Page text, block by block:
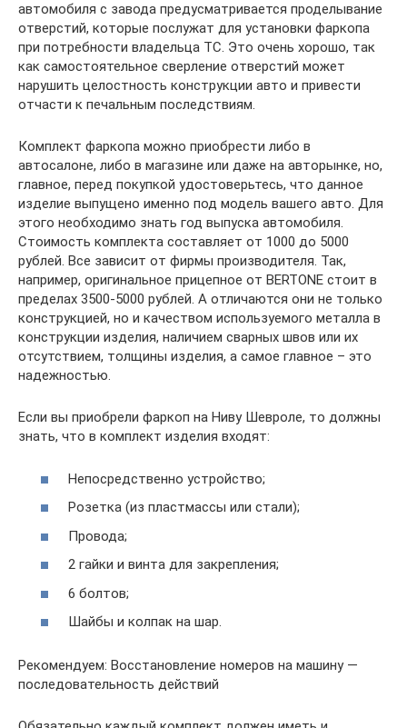
автомобиля с завода предусматривается проделывание
отверстий, которые послужат для установки фаркопа
при потребности владельца ТС. Это очень хорошо, так
как самостоятельное сверление отверстий может
нарушить целостность конструкции авто и привести
отчасти к печальным последствиям.
Комплект фаркопа можно приобрести либо в
автосалоне, либо в магазине или даже на авторынке, но,
главное, перед покупкой удостоверьтесь, что данное
изделие выпущено именно под модель вашего авто. Для
этого необходимо знать год выпуска автомобиля.
Стоимость комплекта составляет от 1000 до 5000
рублей. Все зависит от фирмы производителя. Так,
например, оригинальное прицепное от BERTONE стоит в
пределах 3500-5000 рублей. А отличаются они не только
конструкцией, но и качеством используемого металла в
конструкции изделия, наличием сварных швов или их
отсутствием, толщины изделия, а самое главное – это
надежностью.
Если вы приобрели фаркоп на Ниву Шевроле, то должны
знать, что в комплект изделия входят:
Непосредственно устройство;
Розетка (из пластмассы или стали);
Провода;
2 гайки и винта для закрепления;
6 болтов;
Шайбы и колпак на шар.
Рекомендуем: Восстановление номеров на машину —
последовательность действий